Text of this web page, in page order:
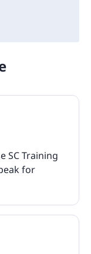
SC Training
for